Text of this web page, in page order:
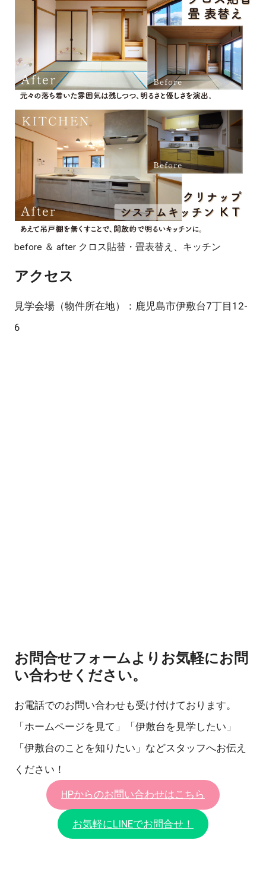
before ＆ after クロス貼替・畳表替え、キッチン
アクセス
見学会場（物件所在地）：鹿児島市伊敷台7丁目12-
6
お問合せフォームよりお気軽にお問
い合わせください。
お電話でのお問い合わせも受け付けております。
「ホームページを見て」「伊敷台を見学したい」
「伊敷台のことを知りたい」などスタッフへお伝え
ください！
HPからのお問い合わせはこちら
お気軽にLINEでお問合せ！